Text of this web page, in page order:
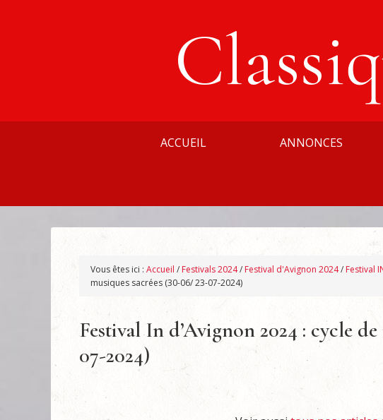
ACCUEIL ANNONCES
Vous êtes ici : Accueil / Festivals 2024/ Festival d'Avignon 2024/ Festival
musiques sacrées (30-06/ 23-07-2024)
Festival In d’Avignon 2024 : cycle
07-2024)